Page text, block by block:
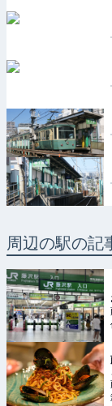
周辺の駅の記